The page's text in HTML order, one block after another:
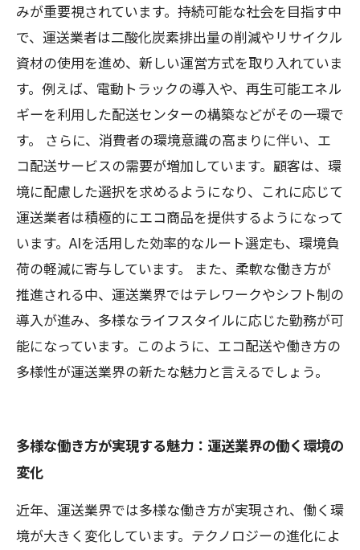
みが重要視されています。持続可能な社会を目指す中
で、運送業者は二酸化炭素排出量の削減やリサイクル
資材の使用を進め、新しい運営方式を取り入れていま
す。例えば、電動トラックの導入や、再生可能エネル
ギーを利用した配送センターの構築などがその一環で
す。 さらに、消費者の環境意識の高まりに伴い、エ
コ配送サービスの需要が増加しています。顧客は、環
境に配慮した選択を求めるようになり、これに応じて
運送業者は積極的にエコ商品を提供するようになって
います。AIを活用した効率的なルート選定も、環境負
荷の軽減に寄与しています。 また、柔軟な働き方が
推進される中、運送業界ではテレワークやシフト制の
導入が進み、多様なライフスタイルに応じた勤務が可
能になっています。このように、エコ配送や働き方の
多様性が運送業界の新たな魅力と言えるでしょう。
多様な働き方が実現する魅力：運送業界の働く環境の
変化
近年、運送業界では多様な働き方が実現され、働く環
境が大きく変化しています。テクノロジーの進化によ